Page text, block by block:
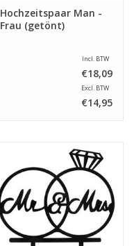
Hochzeitspaar Man -
Frau (getönt)
Incl. BTW
€18,09
Excl. BTW
€14,95